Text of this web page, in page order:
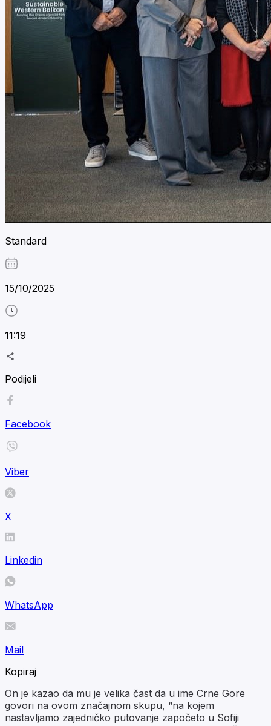
Standard
15/10/2025
11:19
Podijeli
Facebook
Viber
X
Linkedin
WhatsApp
Mail
Kopiraj
On je kazao da mu je velika čast da u ime Crne Gore
govori na ovom značajnom skupu, “na kojem
nastavljamo zajedničko putovanje započeto u Sofiji